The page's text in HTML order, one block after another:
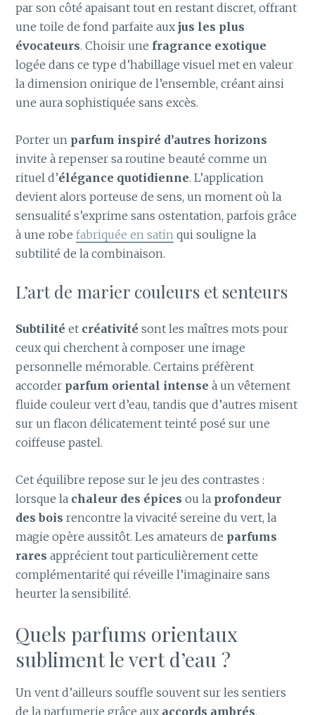
par son côté apaisant tout en restant discret, offrant
une toile de fond parfaite auxjus les plus
évocateurs. Choisir une fragrance exotique
logée dans ce type d’habillage visuel met en valeur
la dimension onirique de l’ensemble, créant ainsi
une aura sophistiquée sans excès.
Porter un parfum inspiré d’autres horizons
invite à repenser sa routine beauté comme un
rituel d’élégance quotidienne. L’application
devient alors porteuse de sens, un moment où la
sensualité s’exprime sans ostentation, parfois grâce
à une robefabriquée en satin qui souligne la
subtilité de la combinaison.
L’art de marier couleurs et senteurs
Subtilité et créativité sont les maîtres mots pour
ceux qui cherchent à composer une image
personnelle mémorable. Certains préfèrent
accorder parfum oriental intense à un vêtement
fluide couleur vert d’eau, tandis que d’autres misent
sur un flacon délicatement teinté posé sur une
coiffeuse pastel.
Cet équilibre repose sur le jeu des contrastes :
lorsque la chaleur des épices ou la profondeur
des bois rencontre la vivacité sereine du vert, la
magie opère aussitôt. Les amateurs de parfums
rares apprécient tout particulièrement cette
complémentarité qui réveille l’imaginaire sans
heurter la sensibilité.
Quels parfums orientaux
subliment le vert d’eau ?
Un vent d’ailleurs souffle souvent sur les sentiers
de la parfumerie grâce aux accords ambrés,